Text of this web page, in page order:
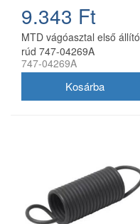
9.343 Ft
MTD vágóasztal első állító
rúd 747-04269A
747-04269A